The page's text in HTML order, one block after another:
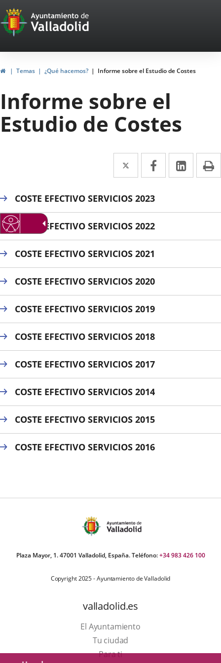
Portal
Web
del
Ayuntamiento
de
Valladolid
InicioTemas ¿Qué hacemos? Informe sobre el Estudio de Costes
Informe sobre el
Estudio de Costes
Twitter
Enlace
a
una
aplicación
externa.
Facebook
Enlace
a
aplicación
Enlace
a
COSTE EFECTIVO SERVICIOS 2023
COSTE EFECTIVO SERVICIOS 2022
COSTE EFECTIVO SERVICIOS 2021
COSTE EFECTIVO SERVICIOS 2020
COSTE EFECTIVO SERVICIOS 2019
COSTE EFECTIVO SERVICIOS 2018
COSTE EFECTIVO SERVICIOS 2017
COSTE EFECTIVO SERVICIOS 2014
COSTE EFECTIVO SERVICIOS 2015
COSTE EFECTIVO SERVICIOS 2016
Plaza Mayor, 1. 47001 Valladolid, España. Teléfono:+34 983 426 100
Copyright 2025 - Ayuntamiento de Valladolid
valladolid.es
El Ayuntamiento
Tu ciudad
Para ti